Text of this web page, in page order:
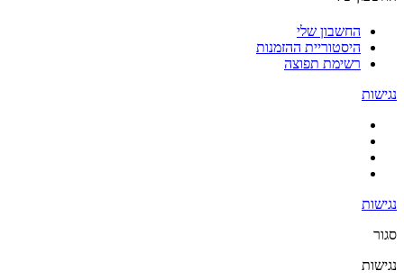
החשבון שלי
היסטוריית ההזמנות
רשימת תפוצה
נגישות
נגישות
סגור
נגישות